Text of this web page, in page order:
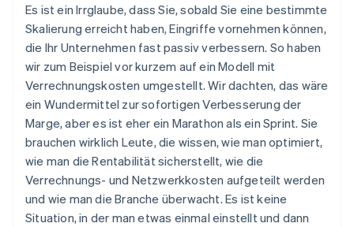
Es ist ein Irrglaube, dass Sie, sobald Sie eine bestimmte
Skalierung erreicht haben, Eingriffe vornehmen können,
die Ihr Unternehmen fast passiv verbessern. So haben
wir zum Beispiel vor kurzem auf ein Modell mit
Verrechnungskosten umgestellt. Wir dachten, das wäre
ein Wundermittel zur sofortigen Verbesserung der
Marge, aber es ist eher ein Marathon als ein Sprint. Sie
brauchen wirklich Leute, die wissen, wie man optimiert,
wie man die Rentabilität sicherstellt, wie die
Verrechnungs- und Netzwerkkosten aufgeteilt werden
und wie man die Branche überwacht. Es ist keine
Situation, in der man etwas einmal einstellt und dann